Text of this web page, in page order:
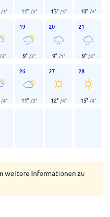
/3° 11° /3° 13° /3° 10° /4°
/3°
19
9° /2°
20
9° /1°
21
9° /2°
/4°
26
11° /3°
27
12° /4°
28
15° /4°
weitere Informationen zu